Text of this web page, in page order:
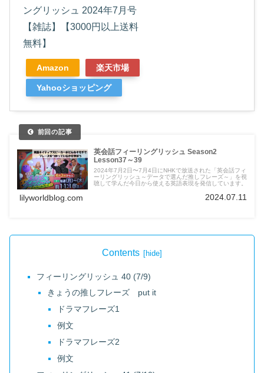
ングリッシュ 2024年7月号
【雑誌】【3000円以上送料
無料】
Amazon 楽天市場
Yahooショッピング
英会話フィーリングリッシュ Season2
Lesson37～39
2024年7月2日〜7月4日にNHKで放送された「英会話フィ
ーリングリッシュ～データで選んだ推しフレーズ～」を視
聴して学んだ今日から使える英語表現を発信しています。
lilyworldblog.com 2024.07.11
Contents
フィーリングリッシュ 40 (7/9)
きょうの推しフレーズ put it
ドラマフレーズ1
例文
ドラマフレーズ2
例文